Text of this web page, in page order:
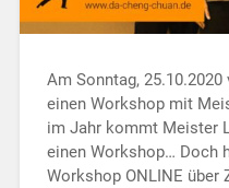
Am Sonntag,
einen Workshop mit
im Jahr kommt Meister
einen Workshop… Doch
Workshop ONLINE über